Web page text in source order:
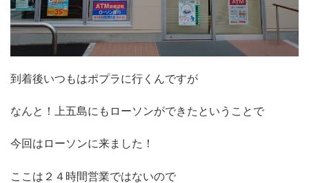
到着後いつもはポプラに行くんですが
なんと！上五島にもローソンができたということで
今回はローソンに来ました！
ここは２４時間営業ではないので